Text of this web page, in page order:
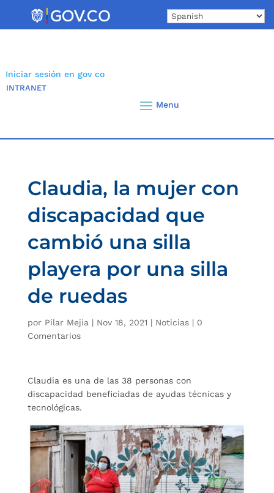
Iniciar sesión en gov co
INTRANET
Claudia, la mujer con
discapacidad que
cambió una silla
playera por una silla
de ruedas
por Pilar Mejía | Nov 18, 2021 | Noticias| 0
Comentarios
Claudia es una de las 38 personas con
discapacidad beneficiadas de ayudas técnicas y
tecnológicas.